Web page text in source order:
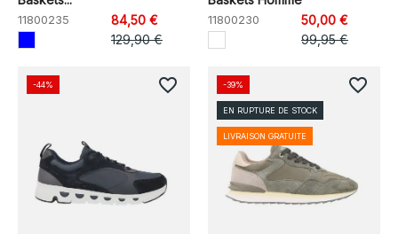
11800235
84,50 €
129,90 €
11800230
50,00 €
99,95 €
-44% favorite_border -39%
EN RUPTURE DE STOCK
LIVRAISON GRATUITE
favorite_border